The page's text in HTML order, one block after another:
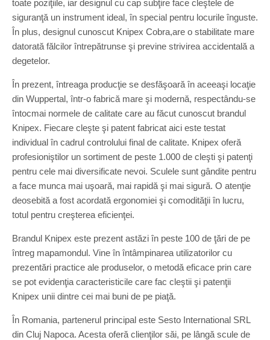
toate poziţiile, iar designul cu cap subţire face cleştele de
siguranţă un instrument ideal, în special pentru locurile înguste.
În plus, designul cunoscut Knipex Cobra,are o stabilitate mare
datorată fălcilor întrepătrunse şi previne strivirea accidentală a
degetelor.
În prezent, întreaga producţie se desfăşoară în aceeaşi locaţie
din Wuppertal, într-o fabrică mare şi modernă, respectându-se
întocmai normele de calitate care au făcut cunoscut brandul
Knipex. Fiecare cleşte şi patent fabricat aici este testat
individual în cadrul controlului final de calitate. Knipex oferă
profesioniştilor un sortiment de peste 1.000 de cleşti şi patenţi
pentru cele mai diversificate nevoi. Sculele sunt gândite pentru
a face munca mai uşoară, mai rapidă şi mai sigură. O atenţie
deosebită a fost acordată ergonomiei şi comodităţii în lucru,
totul pentru creşterea eficienţei.
Brandul Knipex este prezent astăzi în peste 100 de ţări de pe
întreg mapamondul. Vine în întâmpinarea utilizatorilor cu
prezentări practice ale produselor, o metodă eficace prin care
se pot evidenţia caracteristicile care fac cleştii şi patenţii
Knipex unii dintre cei mai buni de pe piaţă.
În Romania, partenerul principal este Sesto International SRL
din Cluj Napoca. Acesta oferă clienţilor săi, pe lângă scule de